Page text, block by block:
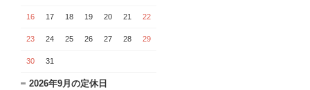
16 17 18 19 20 21 22
23 24 25 26 27 28 29
30 31
2026年9月の定休日